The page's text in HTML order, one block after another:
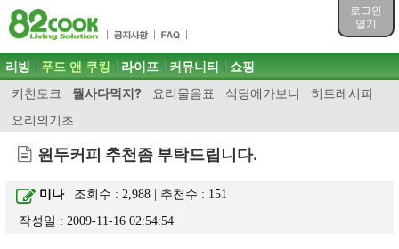
로그인
열기
목차
주메뉴 바로가기
컨텐츠 바로가기
검색 바로가기
로그인 바로가기
주메뉴
리빙 푸드 앤 쿠킹
키친토크 뭘사다먹지? 요리물음표 식당에가보니
히트레시피
요리의기초
라이프 커뮤니티 쇼핑
원두커피 추천좀 부탁드립니다.
미나| 조회수 : 2,988 | 추천수 : 151
작성일 : 2009-11-16 02:54:54